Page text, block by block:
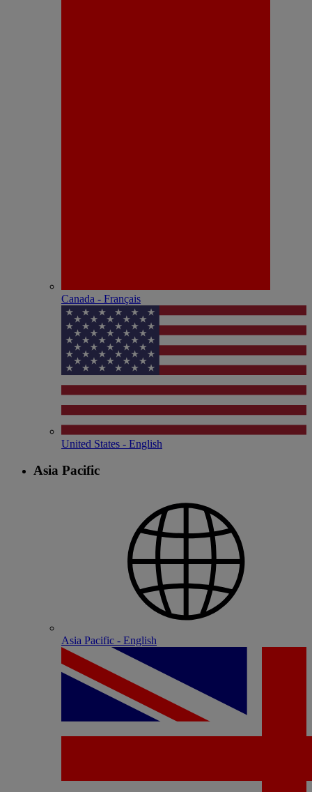
Canada - Français
United States - English
Asia Pacific
Asia Pacific - English